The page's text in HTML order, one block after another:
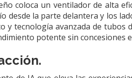
coloca un ventilador de alta
desde la parte delantera y los
y tecnología avanzada de
potente sin concesiones